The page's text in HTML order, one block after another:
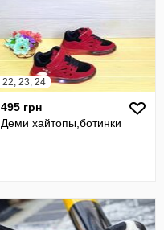
22, 23, 24
495 грн
Деми хайтопы,ботинки